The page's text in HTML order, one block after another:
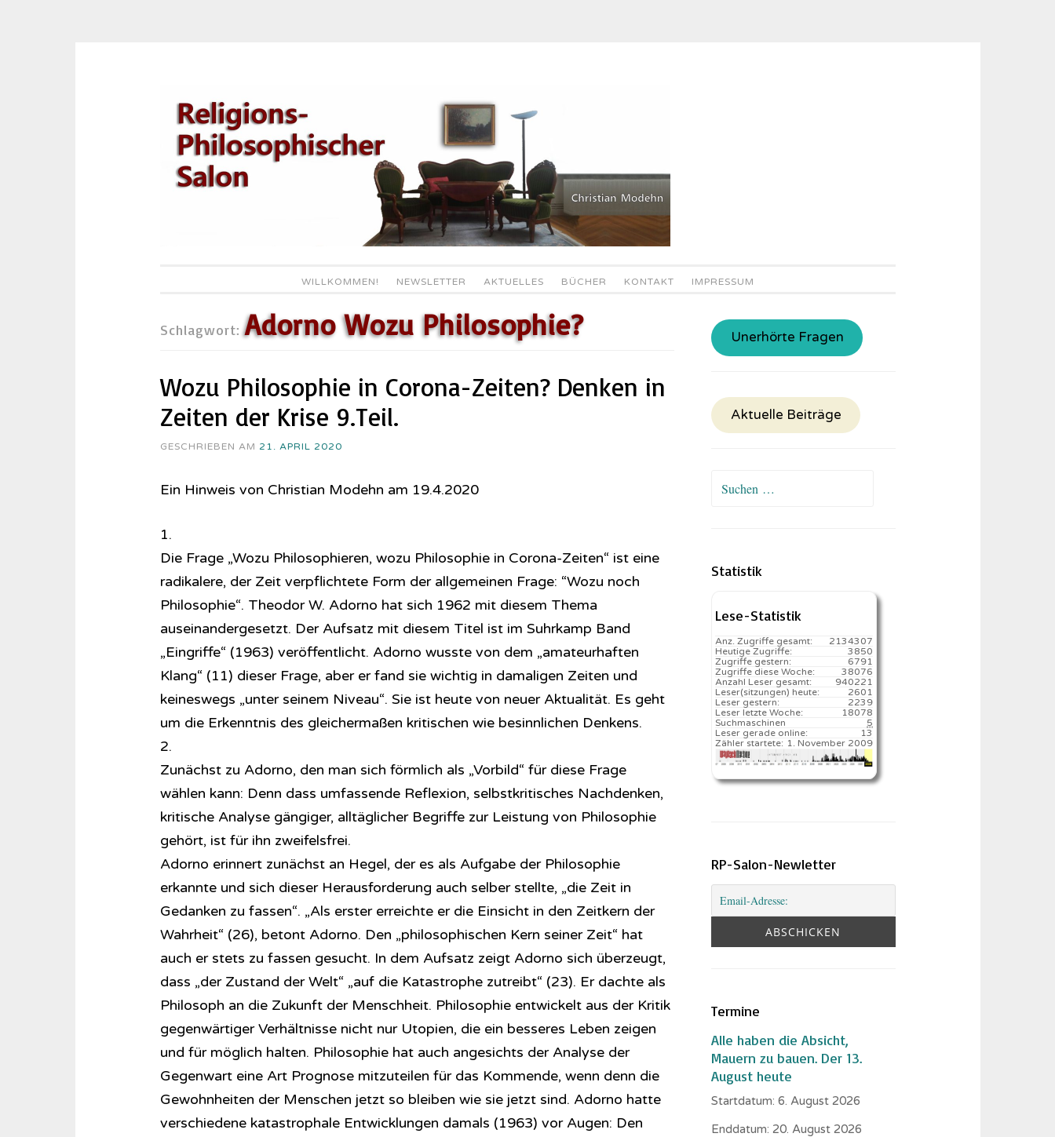
Inhalt
springen
WILLKOMMEN! NEWSLETTER AKTUELLES BÜCHER KONTAKT IMPRESSUM
Schlagwort:Adorno Wozu Philosophie?
Wozu Philosophie in Corona-Zeiten? Denken in
Zeiten der Krise 9.Teil.
GESCHRIEBEN AM 21. APRIL 2020
Ein Hinweis von Christian Modehn am 19.4.2020
1.
Die Frage „Wozu Philosophieren, wozu Philosophie in Corona-Zeiten“ ist eine
radikalere, der Zeit verpflichtete Form der allgemeinen Frage: “Wozu noch
Philosophie“. Theodor W. Adorno hat sich 1962 mit diesem Thema
auseinandergesetzt. Der Aufsatz mit diesem Titel ist im Suhrkamp Band
„Eingriffe“ (1963) veröffentlicht. Adorno wusste von dem „amateurhaften
Klang“ (11) dieser Frage, aber er fand sie wichtig in damaligen Zeiten und
keineswegs „unter seinem Niveau“. Sie ist heute von neuer Aktualität. Es geht
um die Erkenntnis des gleichermaßen kritischen wie besinnlichen Denkens.
2.
Zunächst zu Adorno, den man sich förmlich als „Vorbild“ für diese Frage
wählen kann: Denn dass umfassende Reflexion, selbstkritisches Nachdenken,
kritische Analyse gängiger, alltäglicher Begriffe zur Leistung von Philosophie
gehört, ist für ihn zweifelsfrei.
Adorno erinnert zunächst an Hegel, der es als Aufgabe der Philosophie
erkannte und sich dieser Herausforderung auch selber stellte, „die Zeit in
Gedanken zu fassen“. „Als erster erreichte er die Einsicht in den Zeitkern der
Wahrheit“ (26), betont Adorno. Den „philosophischen Kern seiner Zeit“ hat
auch er stets zu fassen gesucht. In dem Aufsatz zeigt Adorno sich überzeugt,
dass „der Zustand der Welt“ „auf die Katastrophe zutreibt“ (23). Er dachte als
Philosoph an die Zukunft der Menschheit. Philosophie entwickelt aus der Kritik
gegenwärtiger Verhältnisse nicht nur Utopien, die ein besseres Leben zeigen
und für möglich halten. Philosophie hat auch angesichts der Analyse der
Gegenwart eine Art Prognose mitzuteilen für das Kommende, wenn denn die
Gewohnheiten der Menschen jetzt so bleiben wie sie jetzt sind. Adorno hatte
verschiedene katastrophale Entwicklungen damals (1963) vor Augen: Den
Unerhörte Fragen
Aktuelle Beiträge
Suchen
Statistik
Lese-Statistik
2134307
Anz. Zugriffe gesamt:
3850
Heutige Zugriffe:
6791
Zugriffe gestern:
38076
Zugriffe diese Woche:
940221
Anzahl Leser gesamt:
2601️
Leser(sitzungen) heute:
2239
Leser gestern:
18078️
Leser letzte Woche:
5
Suchmaschinen
13
Leser gerade online:
1. November 2009
Zähler startete:
RP-Salon-Newletter
Termine
Alle haben die Absicht,
Mauern zu bauen. Der 13.
August heute
Startdatum:6. August 2026
Enddatum: 20. August 2026